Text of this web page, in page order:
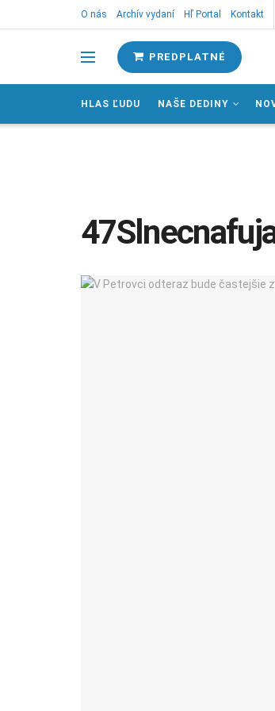
O nás Archív vydaní Hľ Portal Kontakt
PREDPLATNÉ
HLAS ĽUDU NAŠE DEDINY